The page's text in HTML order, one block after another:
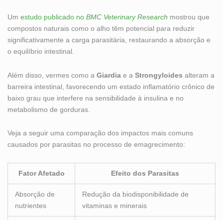
Um estudo publicado no BMC Veterinary Research mostrou que
compostos naturais como o alho têm potencial para reduzir
significativamente a carga parasitária, restaurando a absorção e
o equilíbrio intestinal.
Além disso, vermes como a Giardia e a Strongyloides alteram a
barreira intestinal, favorecendo um estado inflamatório crônico de
baixo grau que interfere na sensibilidade à insulina e no
metabolismo de gorduras.
Veja a seguir uma comparação dos impactos mais comuns
causados por parasitas no processo de emagrecimento:
Fator Afetado Efeito dos Parasitas
Absorção de
nutrientes
Redução da biodisponibilidade de
vitaminas e minerais